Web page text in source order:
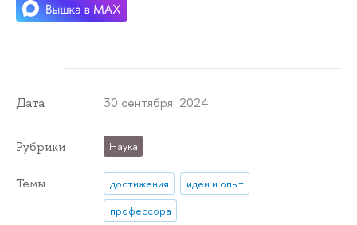
Дата 30 сентября 2024
Рубрики Наука
Темы достижения
идеи и опыт
профессора